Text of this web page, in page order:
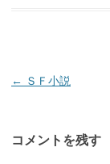
投
ビ
← ＳＦ小説
コメントを残す